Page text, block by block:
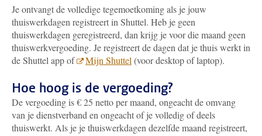
Je ontvangt de volledige tegemoetkoming als je jouw
thuiswerkdagen registreert in Shuttel. Heb je geen
thuiswerkdagen geregistreerd, dan krijg je voor die maand geen
thuiswerkvergoeding. Je registreert de dagen dat je thuis werkt in
de Shuttel app of
Mijn Shuttel (voor desktop of laptop).
Hoe hoog is de vergoeding?
De vergoeding is € 25 netto per maand, ongeacht de omvang
van je dienstverband en ongeacht of je volledig of deels
thuiswerkt. Als je je thuiswerkdagen dezelfde maand registreert,